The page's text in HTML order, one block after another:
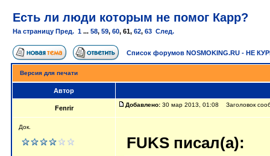
Есть ли люди которым не помог Карр?
На страницу Пред. 1 ... 58, 59, 60, 61, 62, 63 След.
Список форумов NOSMOKING.RU - НЕ
Версия для печати
Автор
Fenrir Добавлено: 30 мар 2013, 01:08 Заголовок
Док.
FUKS писал(а):